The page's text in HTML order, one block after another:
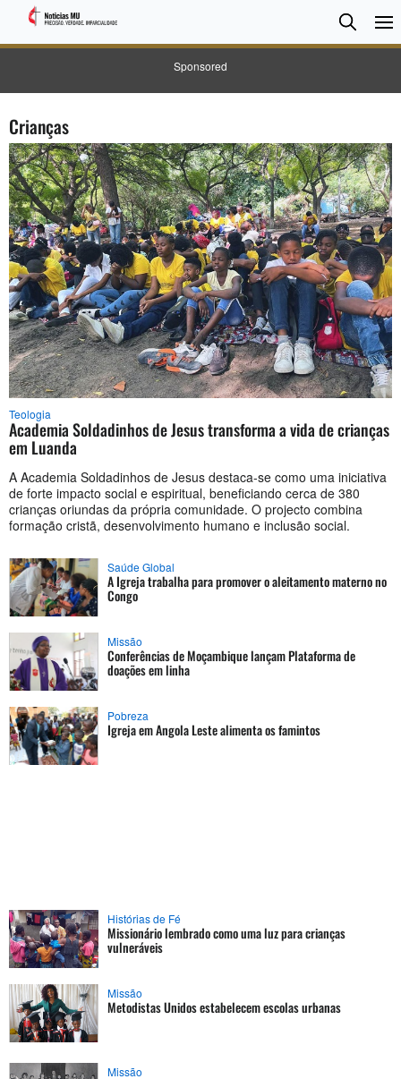
Sponsored
Search
Crianças
Teologia
Academia Soldadinhos de Jesus transforma a vida de crianças
em Luanda
A Academia Soldadinhos de Jesus destaca-se como uma iniciativa
de forte impacto social e espiritual, beneficiando cerca de 380
crianças oriundas da própria comunidade. O projecto combina
formação cristã, desenvolvimento humano e inclusão social.
Saúde Global
A Igreja trabalha para promover o aleitamento materno no
Congo
Missão
Conferências de Moçambique lançam Plataforma de
doações em linha
Pobreza
Igreja em Angola Leste alimenta os famintos
Histórias de Fé
Missionário lembrado como uma luz para crianças
vulneráveis
Missão
Metodistas Unidos estabelecem escolas urbanas
Missão